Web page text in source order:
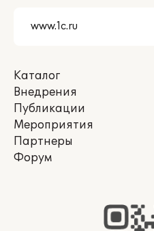
Каталог
Внедрения
Публикации
Мероприятия
Партнеры
Форум